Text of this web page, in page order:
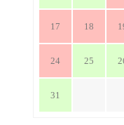
17 18
24 25
31